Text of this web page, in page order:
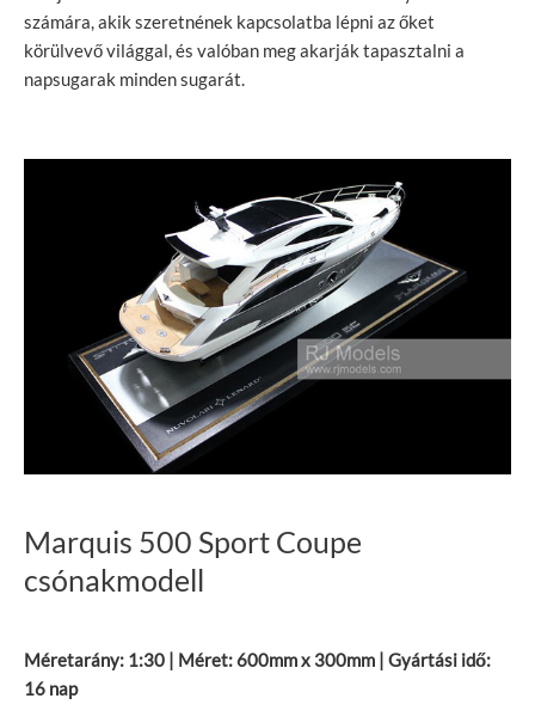
számára, akik szeretnének kapcsolatba lépni az őket
körülvevő világgal, és valóban meg akarják tapasztalni a
napsugarak minden sugarát.
Marquis 500 Sport Coupe
csónakmodell
Méretarány: 1:30 | Méret: 600mm x 300mm | Gyártási idő:
16 nap